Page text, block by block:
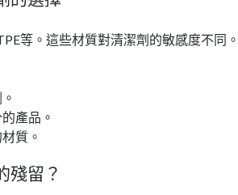
等。這些材質對清潔劑的敏感度不同
產品。
質。
殘留？